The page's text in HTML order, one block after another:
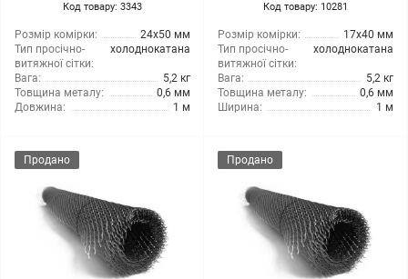
Код товару: 3343
Розмір комірки:
24x50 мм
Тип просічно-
витяжної сітки:
холоднокатана
Вага:
5,2 кг
Товщина металу:
0,6 мм
Довжина:
1 м
Код товару: 10281
Розмір комірки:
17x40 мм
Тип просічно-
витяжної сітки:
холоднокатана
Вага:
5,2 кг
Товщина металу:
0,6 мм
Ширина:
1 м
Продано Продано